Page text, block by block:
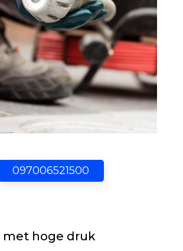
097006521500
hoge druk